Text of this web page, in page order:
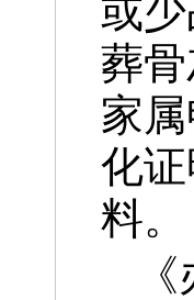
或
葬
家
化
料。